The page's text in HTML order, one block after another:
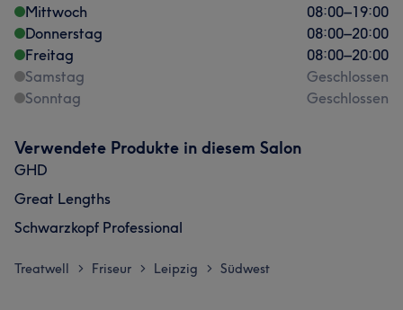
Mittwoch
08:00–19:00
Donnerstag
08:00–20:00
Freitag
08:00–20:00
Samstag
Geschlossen
Sonntag
Geschlossen
Verwendete Produkte in diesem Salon
GHD
Great Lengths
Schwarzkopf Professional
Treatwell > Friseur > Leipzig > Südwest